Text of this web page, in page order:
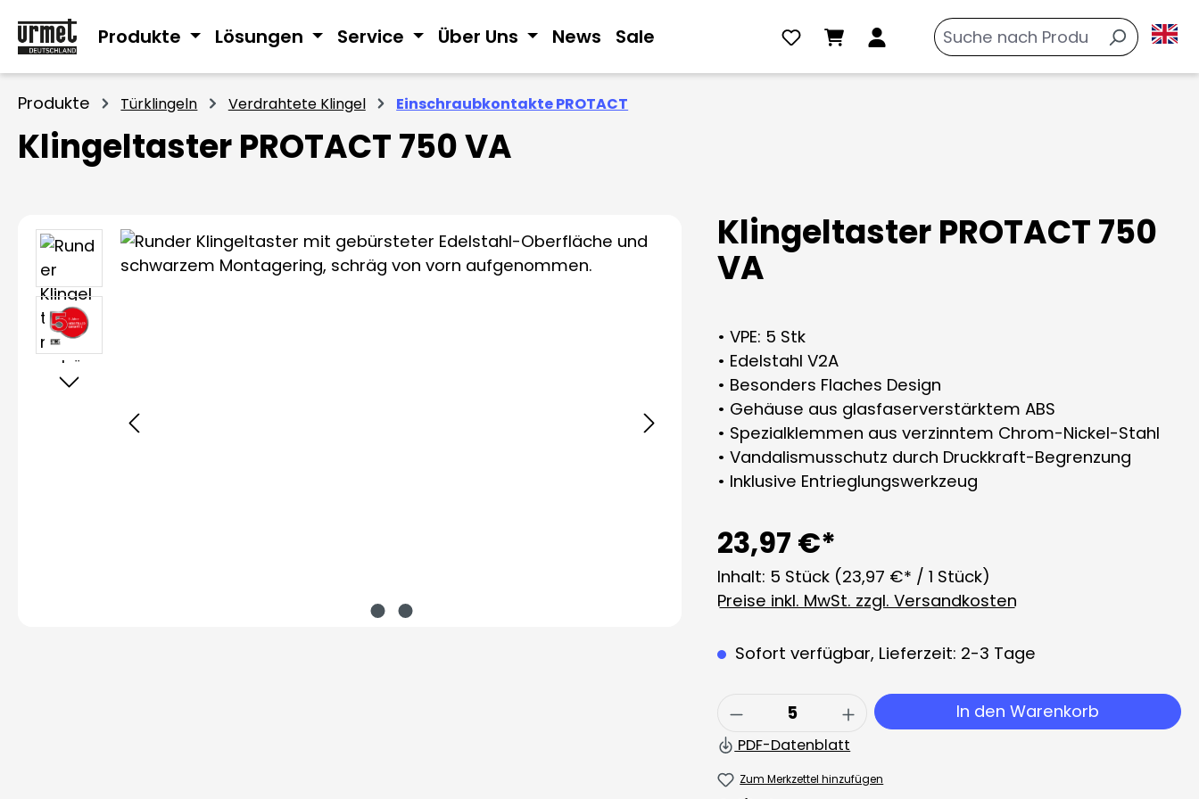
Hauptinhalt springen
Zur Suche springen
Zur Hauptnavigation springen
Produkte Lösungen Service Über Uns News Sale
Produkte Türklingeln Verdrahtete Klingel Einschraubkontakte PROTACT
Klingeltaster PROTACT 750 VA
Bildergalerie überspringen Klingeltaster PROTACT 750
VA
• VPE: 5 Stk
• Edelstahl V2A
• Besonders Flaches Design
• Gehäuse aus glasfaserverstärktem ABS
• Spezialklemmen aus verzinntem Chrom-Nickel-Stahl
• Vandalismusschutz durch Druckkraft-Begrenzung
• Inklusive Entrieglungswerkzeug
23,97 €*
Inhalt: 5 Stück (23,97 €* / 1 Stück)
Preise inkl. MwSt. zzgl. Versandkosten
Sofort verfügbar, Lieferzeit: 2-3 Tage
Produkt Anzahl: Gib den gewünschten
In den Warenkorb
PDF-Datenblatt
Zum Merkzettel hinzufügen